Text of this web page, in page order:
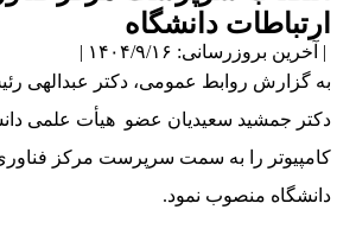
دانشگاه
بروزرسانی: ۱۴۰۴/۹/۱۶ |
گزارش روابط عمومی، دکتر عبدالهی
جمشید سعیدیان عضو هیأت علمی
را به سمت سرپرست مرکز فناوری
منصوب نمود.